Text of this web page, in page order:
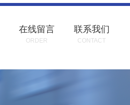
在线留言
ORDER
联系我们
CONTACT